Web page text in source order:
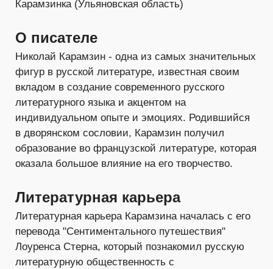
Карамзинка (Ульяновская область)
О писателе
Николай Карамзин - одна из самых значительных
фигур в русской литературе, известная своим
вкладом в создание современного русского
литературного языка и акцентом на
индивидуальном опыте и эмоциях. Родившийся
в дворянском сословии, Карамзин получил
образование во французской литературе, которая
оказала большое влияние на его творчество.
Литературная карьера
Литературная карьера Карамзина началась с его
перевода "Сентиментального путешествия"
Лоуренса Стерна, который познакомил русскую
литературную общественность с